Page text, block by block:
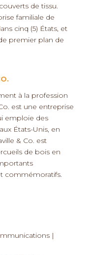
de tissu.
familiale de
cinq (5) États, et
premier plan de
à la profession
est une entreprise
emploie des
États-Unis, en
& Co. est
de bois en
commémoratifs.
|